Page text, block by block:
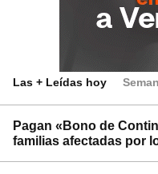
Las + Leídas hoy
Pagan «Bono de
familias afectadas por